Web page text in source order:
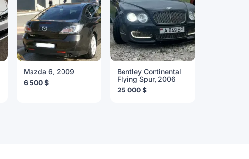
Mazda 6, 2009
6 500 $
Bentley Continental
Flying Spur, 2006
25 000 $